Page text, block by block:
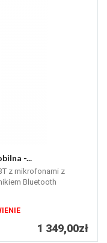
-...
z mikrofonami z
Bluetooth
1 349,00zł